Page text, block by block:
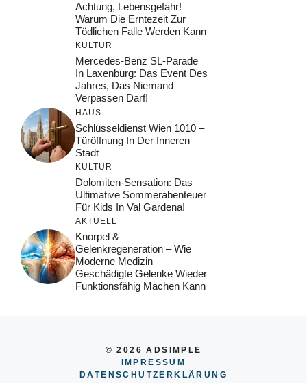
Achtung, Lebensgefahr!
Warum Die Erntezeit Zur
Tödlichen Falle Werden Kann
KULTUR
Mercedes-Benz SL-Parade
In Laxenburg: Das Event Des
Jahres, Das Niemand
Verpassen Darf!
HAUS
Schlüsseldienst Wien 1010 –
Türöffnung In Der Inneren
Stadt
KULTUR
Dolomiten-Sensation: Das
Ultimative Sommerabenteuer
Für Kids In Val Gardena!
AKTUELL
Knorpel &
Gelenkregeneration – Wie
Moderne Medizin
Geschädigte Gelenke Wieder
Funktionsfähig Machen Kann
© 2026 ADSIMPLE
IMPRESSUM
DATENSCHUTZERKLÄRUNG